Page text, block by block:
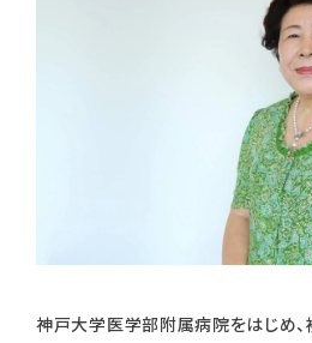
神戸大学医学部附属病院をはじめ